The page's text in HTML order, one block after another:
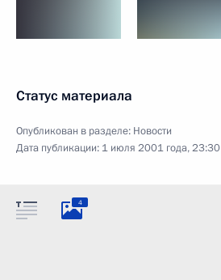
Статус материала
Опубликован в разделе: Новости
Дата публикации: 1 июля 2001 года, 23:30
4